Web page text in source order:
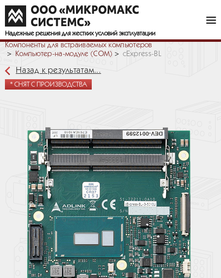
Надежные решения для жестких условий эксплуатации
Компоненты для встраиваемых компьютеров
Компьютер-на-модуле (COM)
cExpress-BL
Назад к результатам...
* СНЯТ С ПРОИЗВОДСТВА